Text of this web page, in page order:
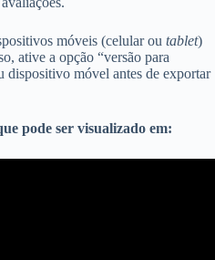
móveis (celular ou tablet)
ative a opção “versão para
dispositivo móvel antes de exportar
pode ser visualizado em: